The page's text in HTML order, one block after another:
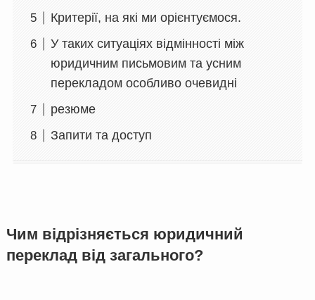
Критерії, на які ми орієнтуємося.
У таких ситуаціях відмінності між
юридичним письмовим та усним
перекладом особливо очевидні
резюме
Запити та доступ
Чим відрізняється юридичний
переклад від загального?